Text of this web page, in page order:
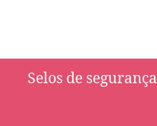
Selos de segurança